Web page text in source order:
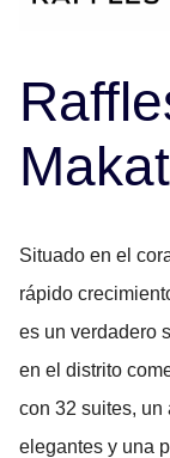
Situado en el
rápido
es un verdadero
en el distrito
con 32 suites, un
elegantes y una